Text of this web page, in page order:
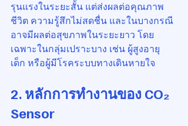
รุนแรงในระยะสั้น แต่ส่งผลต่อคุณภาพ
ชีวิต ความรู้สึกไม่สดชื่น และในบางกรณี
อาจมีผลต่อสุขภาพในระยะยาว โดย
เฉพาะในกลุ่มเปราะบาง เช่น ผู้สูงอายุ
เด็ก หรือผู้มีโรคระบบทางเดินหายใจ
2. หลักการทำงานของ CO₂
Sensor